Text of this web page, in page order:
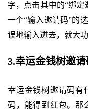
字，点击其中的“绑
一个“输入邀请码”的
误地输入进去，就大功
3.幸运金钱树邀请
幸运金钱树邀请码有
码，能得到红包。那